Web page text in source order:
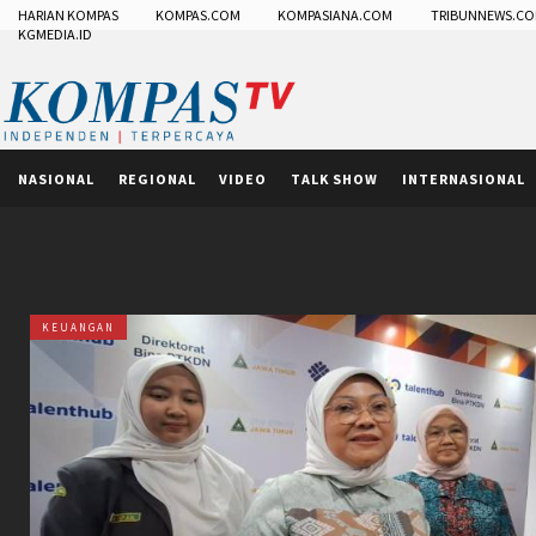
HARIAN KOMPAS KOMPAS.COM KOMPASIANA.COM
KGMEDIA.ID
NASIONAL REGIONAL VIDEO TALK SHOW INTERNASIONAL
KEUANGAN